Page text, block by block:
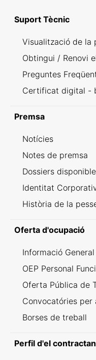
Suport Tècnic
Visualització de la
Obtingui / Renovi
Preguntes
Certificat digital -
Premsa
Notícies
Notes de premsa
Dossiers
Identitat
Història de la
Oferta d'ocupació
Informació General
OEP Personal
Oferta Pública de
Convocatóries per
Borses de treball
Perfil d'el